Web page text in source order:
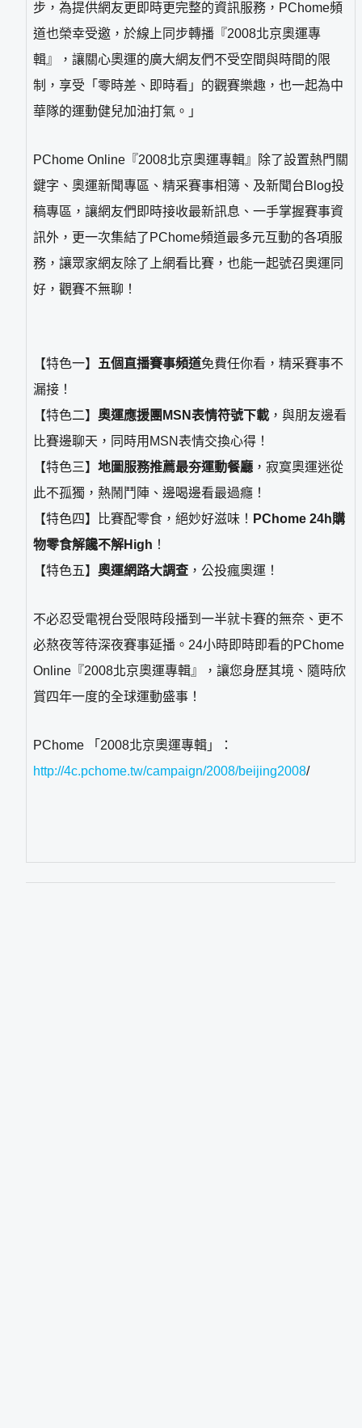
步，為提供網友更即時更完整的資訊服務，PChome頻
道也榮幸受邀，於線上同步轉播『2008北京奧運專
輯』，讓關心奧運的廣大網友們不受空間與時間的限
制，享受「零時差、即時看」的觀賽樂趣，也一起為中
華隊的運動健兒加油打氣。」
PChome Online『2008北京奧運專輯』除了設置熱門關
鍵字、奧運新聞專區、精采賽事相簿、及新聞台Blog投
稿專區，讓網友們即時接收最新訊息、一手掌握賽事資
訊外，更一次集結了PChome頻道最多元互動的各項服
務，讓眾家網友除了上網看比賽，也能一起號召奧運同
好，觀賽不無聊！
【特色一】 五個直播賽事頻道免費任你看，精采賽事不
漏接！
【特色二】奧運應援團MSN表情符號下載 ，與朋友邊看
比賽邊聊天，同時用MSN表情交換心得！
【特色三】地圖服務推薦最夯運動餐廳 ，寂寞奧運迷從
此不孤獨，熱鬧鬥陣、邊喝邊看最過癮！
【特色四】比賽配零食，絕妙好滋味！ PChome 24h購
物零食解饞不解High ！
【特色五】奧運網路大調查 ，公投瘋奧運！
不必忍受電視台受限時段播到一半就卡賽的無奈、更不
必熬夜等待深夜賽事延播。24小時即時即看的PChome
Online『2008北京奧運專輯』，讓您身歷其境、隨時欣
賞四年一度的全球運動盛事！
PChome 「2008北京奧運專輯」：
http://4c.pchome.tw/campaign/2008/beijing2008/